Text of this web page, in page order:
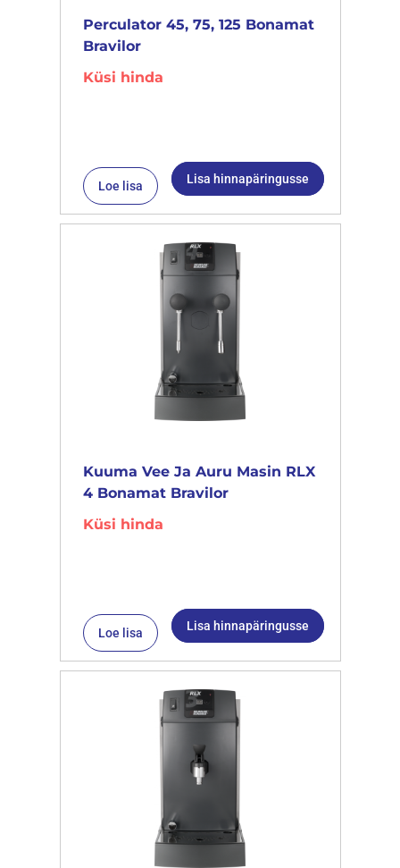
Perculator 45, 75, 125 Bonamat
Bravilor
Küsi hinda
Loe lisa Lisa hinnapäringusse
Kuuma Vee Ja Auru Masin RLX
4 Bonamat Bravilor
Küsi hinda
Loe lisa Lisa hinnapäringusse